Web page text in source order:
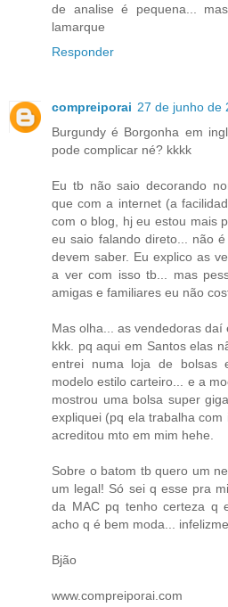
de analise é pequena...
lamarque
Responder
compreiporai 27 de junho de
Burgundy é Borgonha em
pode complicar né? kkkk
Eu tb não saio decorando
que com a internet (a
com o blog, hj eu estou mais
eu saio falando direto... não
devem saber. Eu explico as
a ver com isso tb... mas
amigas e familiares eu não
Mas olha... as vendedoras
kkk. pq aqui em Santos elas
entrei numa loja de bolsas
modelo estilo carteiro... e a
mostrou uma bolsa super
expliquei (pq ela trabalha
acreditou mto em mim hehe.
Sobre o batom tb quero um
um legal! Só sei q esse pra
da MAC pq tenho certeza q
acho q é bem moda...
Bjão
www.compreiporai.com